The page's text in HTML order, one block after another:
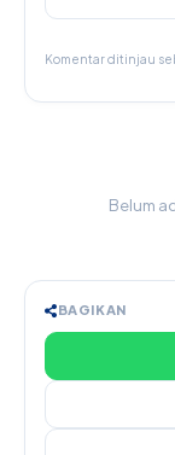
Komentar ditinjau
Belum
BAGIKAN